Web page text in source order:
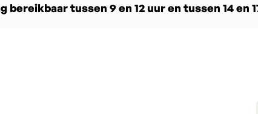
bereikbaar tussen 9 en 12 uur en tussen 14 en